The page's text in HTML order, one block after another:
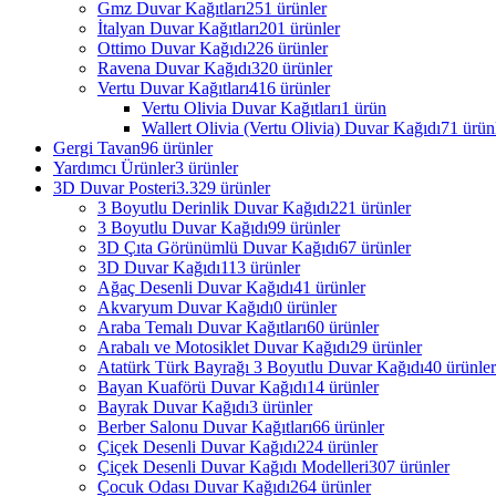
Gmz Duvar Kağıtları251 ürünler
İtalyan Duvar Kağıtları201 ürünler
Ottimo Duvar Kağıdı226 ürünler
Ravena Duvar Kağıdı320 ürünler
Vertu Duvar Kağıtları416 ürünler
Vertu Olivia Duvar Kağıtları1 ürün
Wallert Olivia (Vertu Olivia) Duvar Kağıdı71
Gergi Tavan96 ürünler
Yardımcı Ürünler3 ürünler
3D Duvar Posteri3.329 ürünler
3 Boyutlu Derinlik Duvar Kağıdı221 ürünler
3 Boyutlu Duvar Kağıdı99 ürünler
3D Çıta Görünümlü Duvar Kağıdı67 ürünler
3D Duvar Kağıdı113 ürünler
Ağaç Desenli Duvar Kağıdı41 ürünler
Akvaryum Duvar Kağıdı0 ürünler
Araba Temalı Duvar Kağıtları60 ürünler
Arabalı ve Motosiklet Duvar Kağıdı29 ürünler
Atatürk Türk Bayrağı 3 Boyutlu Duvar Kağıdı40 ürünler
Bayan Kuaförü Duvar Kağıdı14 ürünler
Bayrak Duvar Kağıdı3 ürünler
Berber Salonu Duvar Kağıtları66 ürünler
Çiçek Desenli Duvar Kağıdı224 ürünler
Çiçek Desenli Duvar Kağıdı Modelleri307 ürünler
Çocuk Odası Duvar Kağıdı264 ürünler